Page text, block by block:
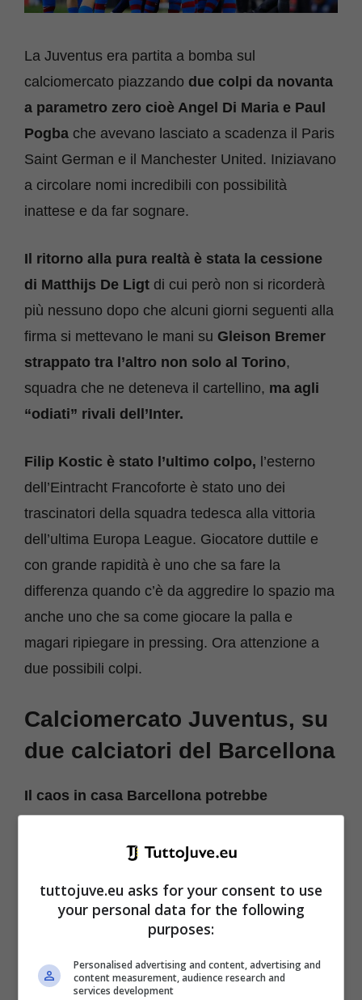
La Juventus era partita a bomba sul
calciomercato piazzando due colpi da novanta
a parametro zero cioè Angel Di Maria e Paul
Pogba che avevano lasciato a scadenza il Paris
Saint German e il Manchester United. Iniziavano
a circolare nomi incredibili con possibilità
inattese e da far sognare.
Il ritorno alla pura realtà è stata la cessione
di Matthijs De Ligt di cui però non si ricorderà
più nessuno dopo che alcuni giorni seguenti alla
firma si mettevano le mani su Gleison Bremer
strappato tra l’altro non solo al Torino,
squadra che ne deteneva il cartellino, ma agli
“odiati” rivali dell’Inter.
Filip Kostic è stato l’ultimo colpo, l’esterno
dell’Eintracht Francoforte è stato uno dei
trascinatori della squadra tedesca alla vittoria
dell’ultima Europa League. Giocatore duttile e
con grande rapidità è uno che sa fare la
differenza quando c’è da aggredire lo spazio ma
anche uno che sa come giocare la palla e
magari ripiegare in pressing. Ora attenzione a
due possibili colpi.
Calciomercato Juventus, su
due calciatori del Barcellona
Il caos in casa Barcellona potrebbe
Il club blaugrana infatti sta vivendo
non riesce a ingaggiare calciatori che in realtà
ha acquistato e sui quali ha messo le mani
tuttojuve.eu asks for your consent to use
your personal data for the following
purposes:
Personalised advertising and content, advertising and
content measurement, audience research and
services development